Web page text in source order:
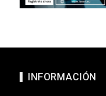
INFORMACIÓN